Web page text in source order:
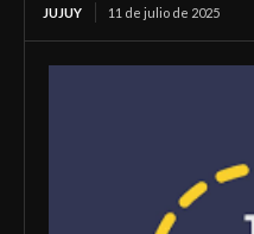
JUJUY 11 de julio de 2025